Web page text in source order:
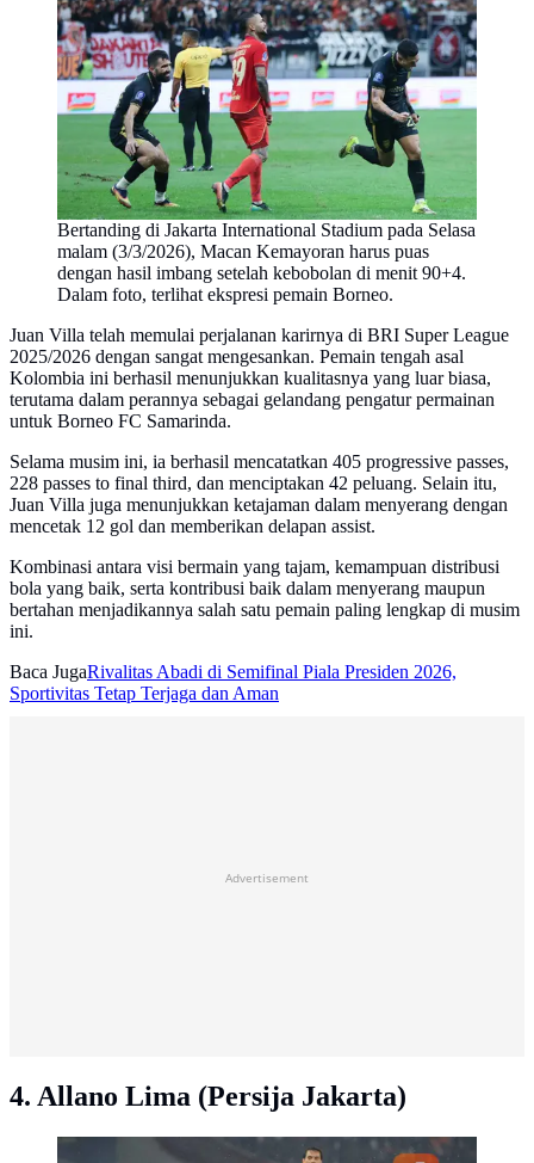
Bertanding di Jakarta International Stadium pada Selasa
malam (3/3/2026), Macan Kemayoran harus puas
dengan hasil imbang setelah kebobolan di menit 90+4.
Dalam foto, terlihat ekspresi pemain Borneo.
Juan Villa telah memulai perjalanan karirnya di BRI Super League
2025/2026 dengan sangat mengesankan. Pemain tengah asal
Kolombia ini berhasil menunjukkan kualitasnya yang luar biasa,
terutama dalam perannya sebagai gelandang pengatur permainan
untuk Borneo FC Samarinda.
Selama musim ini, ia berhasil mencatatkan 405 progressive passes,
228 passes to final third, dan menciptakan 42 peluang. Selain itu,
Juan Villa juga menunjukkan ketajaman dalam menyerang dengan
mencetak 12 gol dan memberikan delapan assist.
Kombinasi antara visi bermain yang tajam, kemampuan distribusi
bola yang baik, serta kontribusi baik dalam menyerang maupun
bertahan menjadikannya salah satu pemain paling lengkap di musim
ini.
Baca JugaRivalitas Abadi di Semifinal Piala Presiden 2026,
Sportivitas Tetap Terjaga dan Aman
Advertisement
4. Allano Lima (Persija Jakarta)